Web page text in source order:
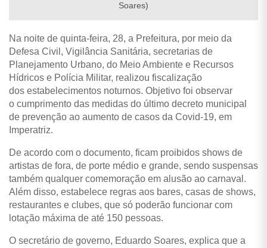
Soares)
Na noite de quinta-feira, 28, a Prefeitura, por meio da
Defesa Civil, Vigilância Sanitária, secretarias de
Planejamento Urbano, do Meio Ambiente e Recursos
Hídricos e Polícia Militar, realizou fiscalização
dos estabelecimentos noturnos. Objetivo foi observar
o cumprimento das medidas do último decreto municipal
de prevenção ao aumento de casos da Covid-19, em
Imperatriz.
De acordo com o documento, ficam proibidos shows de
artistas de fora, de porte médio e grande, sendo suspensas
também qualquer comemoração em alusão ao carnaval.
Além disso, estabelece regras aos bares, casas de shows,
restaurantes e clubes, que só poderão funcionar com
lotação máxima de até 150 pessoas.
O secretário de governo, Eduardo Soares, explica que a